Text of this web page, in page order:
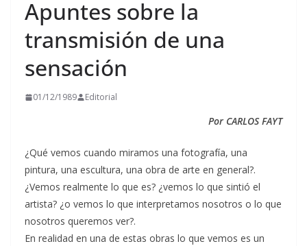
Apuntes sobre la
transmisión de una
sensación
01/12/1989 Editorial
Por CARLOS FAYT
¿Qué vemos cuando miramos una fotografía, una
pintura, una escultura, una obra de arte en general?.
¿Vemos realmente lo que es? ¿vemos lo que sintió el
artista? ¿o vemos lo que interpretamos nosotros o lo que
nosotros queremos ver?.
En realidad en una de estas obras lo que vemos es un